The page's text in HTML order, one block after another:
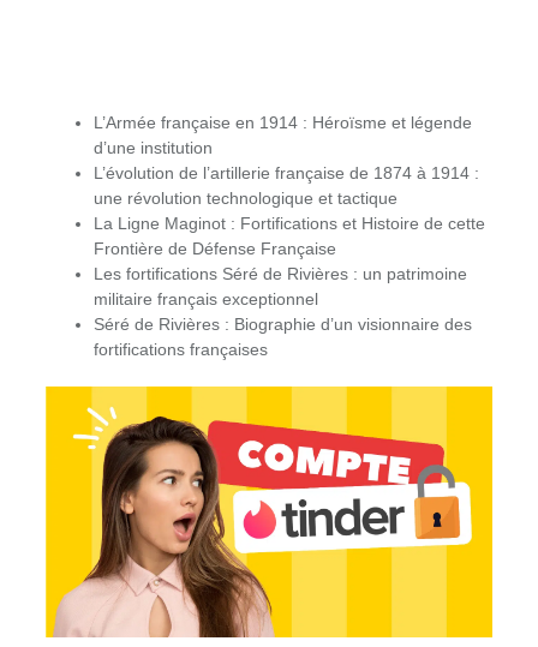
L’Armée française en 1914 : Héroïsme et légende
d’une institution
L’évolution de l’artillerie française de 1874 à 1914 :
une révolution technologique et tactique
La Ligne Maginot : Fortifications et Histoire de cette
Frontière de Défense Française
Les fortifications Séré de Rivières : un patrimoine
militaire français exceptionnel
Séré de Rivières : Biographie d’un visionnaire des
fortifications françaises